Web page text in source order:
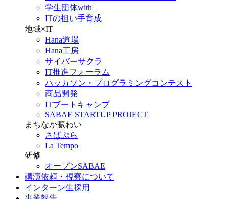
学生団体with
ITの担い手育成
地域×IT
Hana道場
Hana工房
サイバーサクラ
IT推進フォーラム
ハッカソン・プログラミングコンテスト
商品開発
ITブートキャンプ
SABAE STARTUP PROJECT
まちなか賑わい
さばぷら
La Tempo
研修
オープンSABAE
講演依頼・視察について
インターン生採用